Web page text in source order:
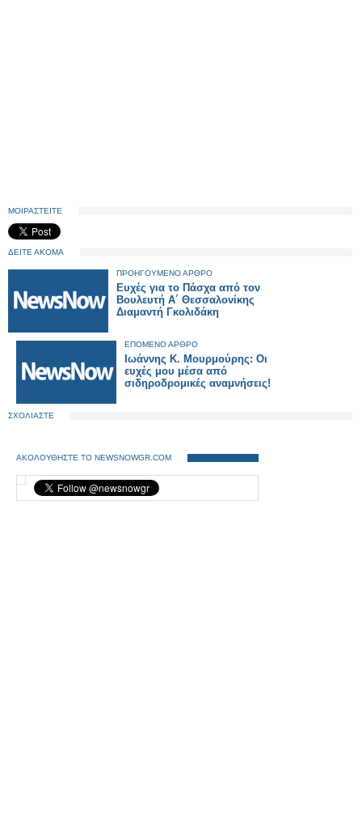
ΜΟΙΡΑΣΤΕΙΤΕ
ΔΕΙΤΕ ΑΚΟΜΑ
ΠΡΟΗΓΟΥΜΕΝΟ ΑΡΘΡΟ
Ευχές για το Πάσχα από τον
Βουλευτή Α΄ Θεσσαλονίκης
Διαμαντή Γκολιδάκη
ΕΠΟΜΕΝΟ ΑΡΘΡΟ
Ιωάννης Κ. Μουρμούρης: Οι
ευχές μου μέσα από
σιδηροδρομικές αναμνήσεις!
ΣΧΟΛΙΑΣΤΕ
ΑΚΟΛΟΥΘΗΣΤΕ ΤΟ NEWSNOWGR.COM